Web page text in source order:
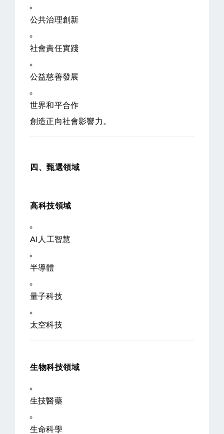
公共治理創新
社會責任實踐
公益慈善發展
世界和平合作
創造正向社會影響力。
四、甄選領域
高科技領域
AI人工智慧
半導體
量子科技
太空科技
生物科技領域
生技醫藥
生命科學